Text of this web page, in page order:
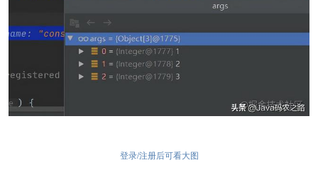
登录/注册后可看大图